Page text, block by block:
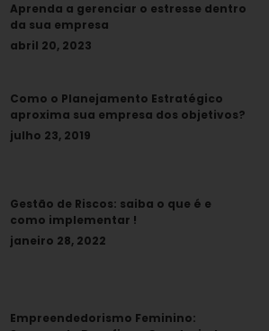
Aprenda a gerenciar o estresse dentro
da sua empresa
abril 20, 2023
Como o Planejamento Estratégico
aproxima sua empresa dos objetivos?
julho 23, 2019
Gestão de Riscos: saiba o que é e
como implementar !
janeiro 28, 2022
Empreendedorismo Feminino: